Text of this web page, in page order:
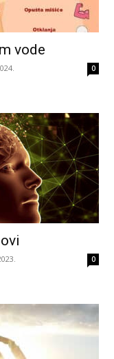
vode
0
0